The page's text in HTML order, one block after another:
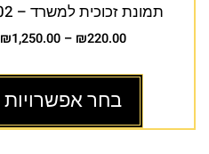
תמונת זכוכית למשרד – AU-002
₪220.00
–
₪1,250.00
בחר אפשרויות